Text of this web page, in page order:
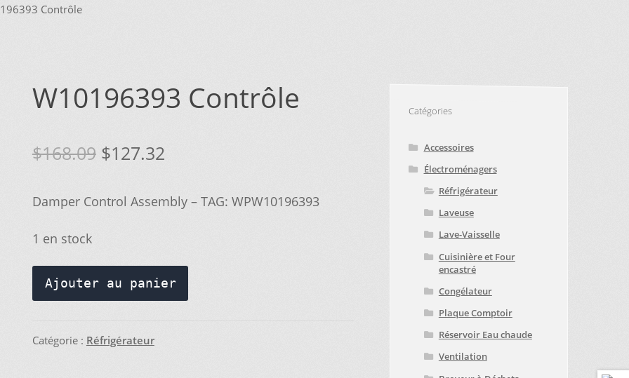
POUR LA LIVRAISON OU LA CUEILLETTE
Contrôle
W10196393 Contrôle
$168.09 Le
initial
$168.09.
$127.32Le
actuel
$127.32.
Damper Control Assembly – TAG: WPW10196393
1 en stock
quantité
Contrôle
Ajouter au panier
Catégorie : Réfrigérateur
Catégories
Accessoires
Électroménagers
Réfrigérateur
Laveuse
Lave-Vaisselle
Cuisinière et Four
encastré
Congélateur
Plaque Comptoir
Réservoir Eau chaude
Ventilation